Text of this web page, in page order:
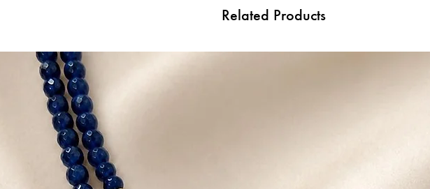
Related Products